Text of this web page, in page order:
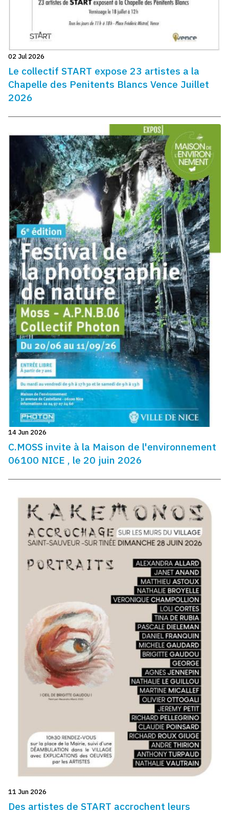
02 Jul 2026
Le collectif START expose 23 artistes a la
Chapelle des Penitents Blancs Vence Juillet
2026
14 Jun 2026
C.MOSS invite à la Maison de l'environnement
06100 NICE , le 20 juin 2026
11 Jun 2026
Des artistes de START accrochent leurs